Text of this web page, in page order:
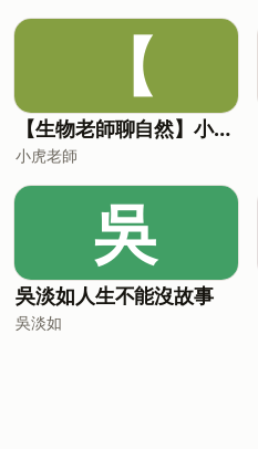
【
【生物老師聊自然】小故事，談生態
小虎老師
吳
吳淡如人生不能沒故事
吳淡如